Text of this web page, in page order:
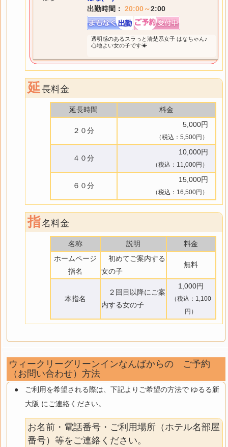
出勤時間： 20:00～2:00
透明感のあるスラっと清楚系女子 はなちゃん♪
心地よい女の子です☀
延長料金
延長時間 料金
２０分
5,000円
（税込：5,500円）
４０分
10,000円
（税込：11,000円）
６０分
15,000円
（税込：16,500円）
指名料金
名称 説明
料金
ホームページ
指名
初めてご案内する
女の子
無料
本指名
２回目以降にご案
内する女の子
1,000円
（税込：1,100
円）
ウィークリーグリーンインなんばからの ご予約
（お問い合わせ）方法
ご利用を希望される際は、下記よりご希望の方法で ゆるる新
大阪 にご連絡ください。
お名前・電話番号・ご利用場所（ホテル名部屋
番号）等をご連絡ください。